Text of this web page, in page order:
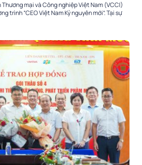
mại và Công nghiệp Việt Nam (VCCI)
trình “CEO Việt Nam Kỷ nguyên mới”. Tại sự